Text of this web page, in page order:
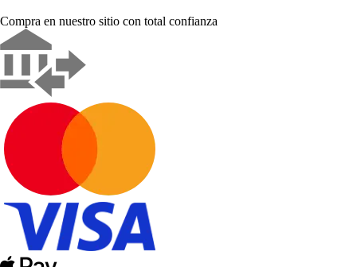
Compra en nuestro sitio con total confianza